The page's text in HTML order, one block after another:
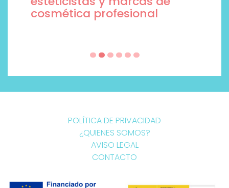
cosmética profesional
POLÍTICA DE PRIVACIDAD
¿QUIENES SOMOS?
AVISO LEGAL
CONTACTO